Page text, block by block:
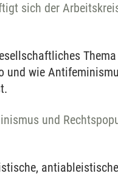
sich der
und wie
und
antiableistische